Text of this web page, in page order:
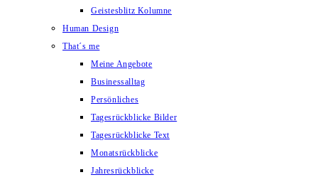
Geistesblitz Kolumne
Human Design
That´s me
Meine Angebote
Businessalltag
Persönliches
Tagesrückblicke Bilder
Tagesrückblicke Text
Monatsrückblicke
Jahresrückblicke